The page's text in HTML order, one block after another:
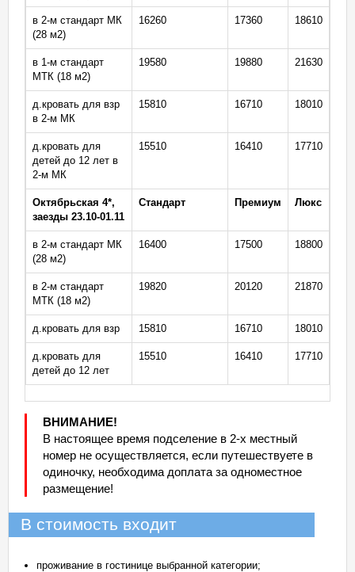
в 2-м стандарт МК
(28 м2)
16260 17360 18610
в 1-м стандарт
МТК (18 м2)
19580 19880 21630
д.кровать для взр
в 2-м МК
15810 16710 18010
д.кровать для
детей до 12 лет в
2-м МК
15510 16410 17710
Октябрьская 4*,
заезды 23.10-01.11
Стандарт Премиум Люкс
в 2-м стандарт МК
(28 м2)
16400 17500 18800
в 2-м стандарт
МТК (18 м2)
19820 20120 21870
д.кровать для взр 15810 16710 18010
д.кровать для
детей до 12 лет
15510 16410 17710
ВНИМАНИЕ!
В настоящее время подселение в 2-х местный
номер не осуществляется, если путешествуете в
одиночку, необходима доплата за одноместное
размещение!
В стоимость входит
проживание в гостинице выбранной категории;